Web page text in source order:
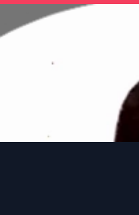
https://issiloo.edu.vn/hinh-anh-gai-cute